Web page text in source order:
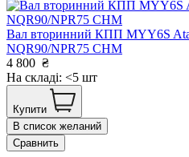
Вал вторинний КПП MYY6S
NQR90/NPR75 CHM
4 800 ₴
На складі: <5 шт
Купити
В список желаний
Сравнить